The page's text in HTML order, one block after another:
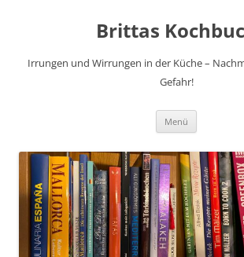
Brittas
Irrungen und Wirrungen in der Küche –
Gefahr!
Menü